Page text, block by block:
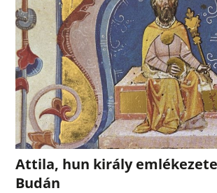
Attila, hun király
Budán